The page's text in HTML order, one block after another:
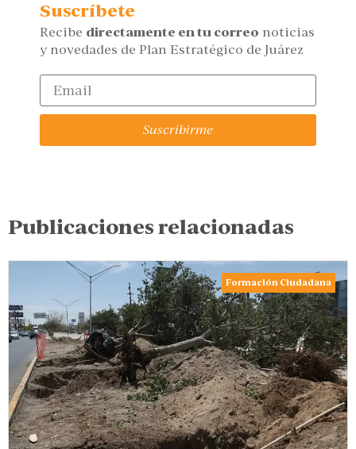
Suscríbete
Recibe directamente en tu correo noticias
y novedades de Plan Estratégico de Juárez
Suscribirme
Publicaciones relacionadas
Formación Ciudadana